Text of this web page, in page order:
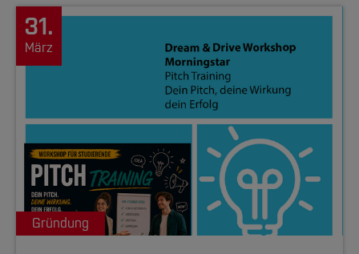
Gründung
31.
März